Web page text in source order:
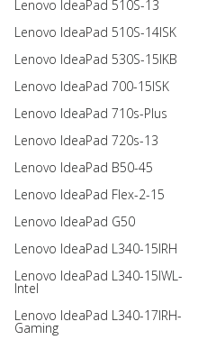
Lenovo IdeaPad 510S-13
Lenovo IdeaPad 510S-14ISK
Lenovo IdeaPad 530S-15IKB
Lenovo IdeaPad 700-15ISK
Lenovo IdeaPad 710s-Plus
Lenovo IdeaPad 720s-13
Lenovo IdeaPad B50-45
Lenovo IdeaPad Flex-2-15
Lenovo IdeaPad G50
Lenovo IdeaPad L340-15IRH
Lenovo IdeaPad L340-15IWL-
Intel
Lenovo IdeaPad L340-17IRH-
Gaming